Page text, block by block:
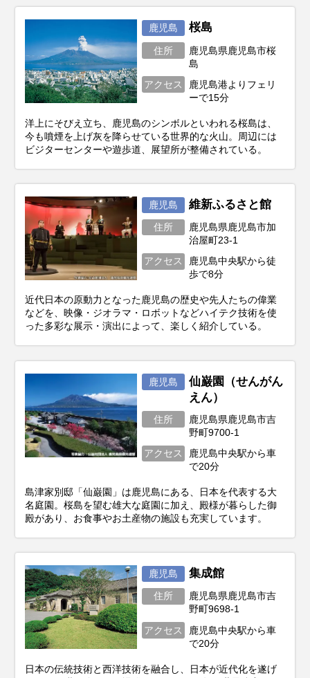
鹿児島 桜島
住所
鹿児島県鹿児島市桜
島
アクセス
鹿児島港よりフェリ
ーで15分
洋上にそびえ立ち、鹿児島のシンボルといわれる桜島は、
今も噴煙を上げ灰を降らせている世界的な火山。周辺には
ビジターセンターや遊歩道、展望所が整備されている。
鹿児島 維新ふるさと館
住所
鹿児島県鹿児島市加
治屋町23-1
アクセス
鹿児島中央駅から徒
歩で8分
近代日本の原動力となった鹿児島の歴史や先人たちの偉業
などを、映像・ジオラマ・ロボットなどハイテク技術を使
った多彩な展示・演出によって、楽しく紹介している。
鹿児島
仙巌園（せんがん
えん）
住所
鹿児島県鹿児島市吉
野町9700-1
アクセス
鹿児島中央駅から車
で20分
島津家別邸「仙巌園」は鹿児島にある、日本を代表する大
名庭園。桜島を望む雄大な庭園に加え、殿様が暮らした御
殿があり、お食事やお土産物の施設も充実しています。
鹿児島 集成館
住所
鹿児島県鹿児島市吉
野町9698-1
アクセス
鹿児島中央駅から車
で20分
日本の伝統技術と西洋技術を融合し、日本が近代化を遂げ